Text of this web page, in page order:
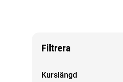
Filtrera
Filtrera sökresultat
Kurslängd